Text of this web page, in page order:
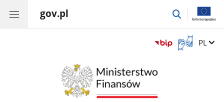
gov.pl
przejdź
Otwórz
okno
Zmień
PL